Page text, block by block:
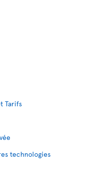
Tarifs
technologies